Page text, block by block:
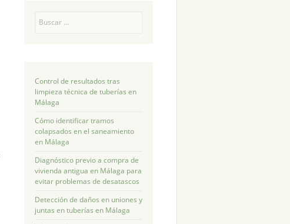
Control de resultados tras
limpieza técnica de tuberías en
Málaga
Cómo identificar tramos
colapsados en el saneamiento
en Málaga
Diagnóstico previo a compra de
vivienda antigua en Málaga para
evitar problemas de desatascos
Detección de daños en uniones y
juntas en tuberías en Málaga